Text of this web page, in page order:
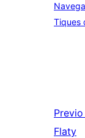
Tiques
Previo
Flaty